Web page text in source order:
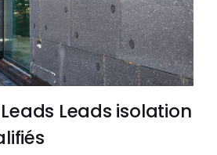
Leads isolation